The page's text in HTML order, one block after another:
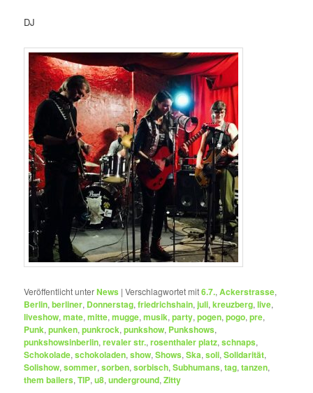
DJ
Veröffentlicht unterNews |Verschlagwortet mit6.7.,Ackerstrasse,
Berlin,berliner, Donnerstag,friedrichshain,juli,kreuzberg,live,
liveshow,mate,mitte,mugge,musik,party,pogen,pogo,pre,
Punk,punken,punkrock,punkshow, Punkshows,
punkshowsinberlin,revaler str.,rosenthaler platz,schnaps,
Schokolade,schokoladen,show,Shows,Ska,soli,Solidarität,
Solishow,sommer,sorben,sorbisch,Subhumans,tag,tanzen,
them bailers,TIP,u8,underground,Zitty